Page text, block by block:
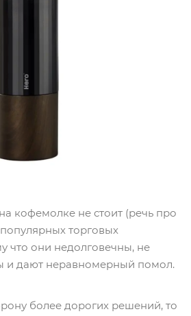
кофемолке не стоит (речь про
торговых
что они недолговечны, не
и дают неравномерный помол.
более дорогих решений, то